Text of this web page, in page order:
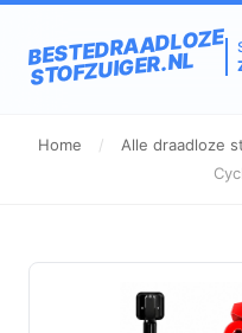
BESTEDRAADLOZE
STOFZUIGER.NL
Home / Alle draadloze